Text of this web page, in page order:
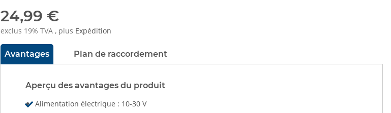
24,99 €
exclus 19% TVA , plus Expédition
Avantages Plan de raccordement
Aperçu des avantages du produit
Alimentation électrique : 10-30 V